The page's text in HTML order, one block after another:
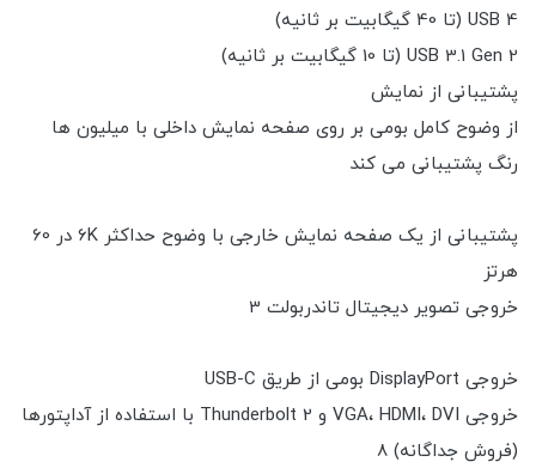
USB 4 (تا 40 گیگابیت بر ثانیه)
USB 3.1 Gen 2 (تا 10 گیگابیت بر ثانیه)
پشتیبانی از نمایش
از وضوح کامل بومی بر روی صفحه نمایش داخلی با میلیون ها
رنگ پشتیبانی می کند
پشتیبانی از یک صفحه نمایش خارجی با وضوح حداکثر 6K در 60
هرتز
خروجی تصویر دیجیتال تاندربولت 3
خروجی DisplayPort بومی از طریق USB-C
خروجی VGA، HDMI، DVI و Thunderbolt 2 با استفاده از آداپتورها
(فروش جداگانه) 8